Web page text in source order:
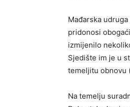
Mađarska
pridonosi
izmijenilo
Sjedište im je u
temeljitu obnovu
Na temelju